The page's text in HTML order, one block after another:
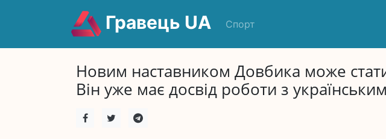
Гравець UA Спорт
Новим наставником Довбика може
Він уже має досвід роботи з